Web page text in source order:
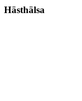
Hästhälsa